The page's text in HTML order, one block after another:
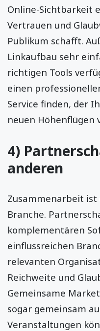
Online-Sichtbarkeit
Vertrauen und
Publikum schafft.
Linkaufbau sehr
richtigen Tools
einen
Service finden, der
neuen Höhenflügen
4)
anderen
Zusammenarbeit ist
Branche.
komplementären
einflussreichen
relevanten
Reichweite und
Gemeinsame
sogar gemeinsam
Veranstaltungen